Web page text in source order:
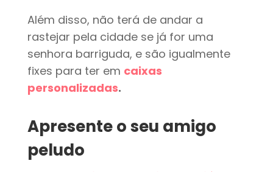
Além disso, não terá de andar a
rastejar pela cidade se já for uma
senhora barriguda, e são igualmente
fixes para ter em caixas
personalizadas.
Apresente o seu amigo
peludo